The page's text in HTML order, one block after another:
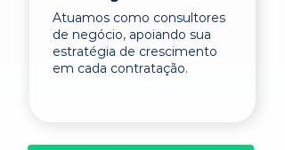
Atuamos como consultores
de negócio, apoiando sua
estratégia de crescimento
em cada contratação.